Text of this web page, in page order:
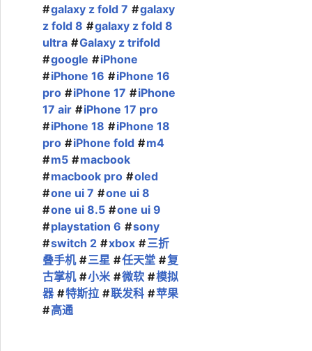
galaxy z fold 7
galaxy
z fold 8
galaxy z fold 8
ultra
Galaxy z trifold
google
iPhone
iPhone 16
iPhone 16
pro
iPhone 17
iPhone
17 air
iPhone 17 pro
iPhone 18
iPhone 18
pro
iPhone fold
m4
m5
macbook
macbook pro
oled
one ui 7
one ui 8
one ui 8.5
one ui 9
playstation 6
sony
switch 2
xbox
三折
叠手机
三星 任天堂
复
古掌机
小米 微软
模拟
器
特斯拉 联发科
苹果
高通